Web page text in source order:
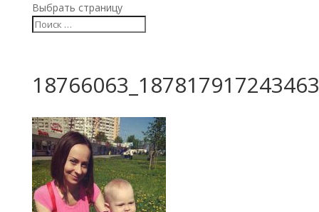
Выбрать страницу